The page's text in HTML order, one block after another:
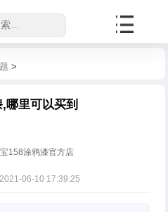
>
哪里可以买到
158涂鸦漆官方店
2021-06-10 17:39:25